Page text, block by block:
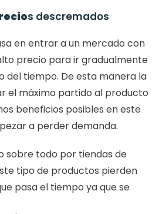
s descremados
en entrar a un mercado con
precio para ir gradualmente
del tiempo. De esta manera la
el máximo partido al producto
beneficios posibles en este
a perder demanda.
sobre todo por tiendas de
tipo de productos pierden
pasa el tiempo ya que se